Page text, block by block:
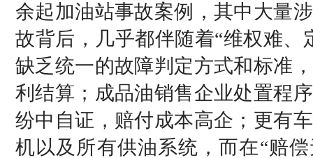
余起加油站事故案例，其中大量
故背后，几乎都伴随着“维权难
缺乏统一的故障判定方式和标准
利结算；成品油销售企业处置程
纷中自证，赔付成本高企；更有
机以及所有供油系统，而在“赔